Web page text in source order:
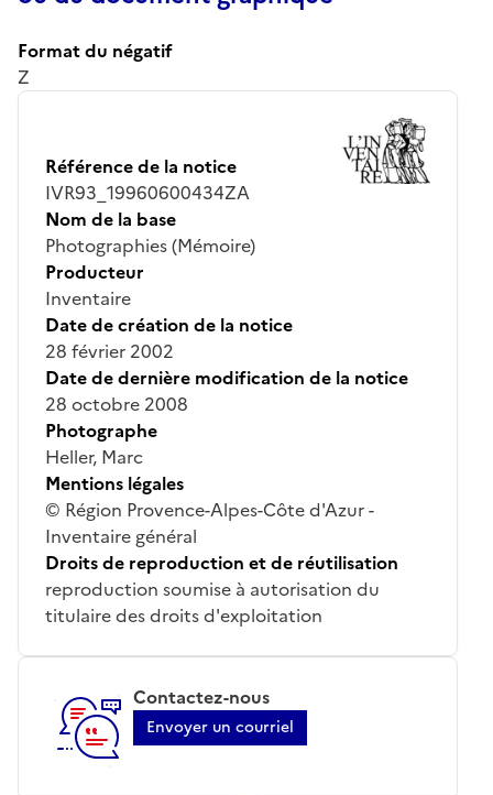
Format du négatif
Z
Référence de la notice
IVR93_19960600434ZA
Nom de la base
Photographies (Mémoire)
Producteur
Inventaire
Date de création de la notice
28 février 2002
Date de dernière modification de la notice
28 octobre 2008
Photographe
Heller, Marc
Mentions légales
© Région Provence-Alpes-Côte d'Azur -
Inventaire général
Droits de reproduction et de réutilisation
reproduction soumise à autorisation du
titulaire des droits d'exploitation
Contactez-nous
Envoyer un courriel